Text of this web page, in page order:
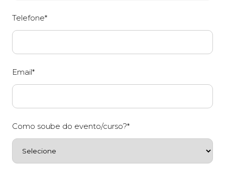
Telefone*
Email*
Como soube do evento/curso?*